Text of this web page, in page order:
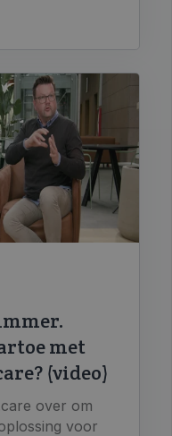
met
(video)
over om
voor